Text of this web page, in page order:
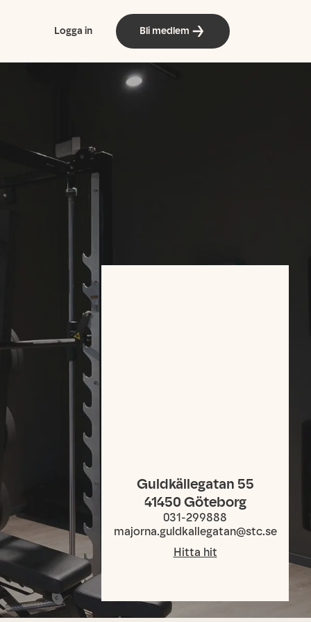
Logga in Bli medlem
Guldkällegatan 55
41450 Göteborg
031-299888
majorna.guldkallegatan@stc.se
Hitta hit